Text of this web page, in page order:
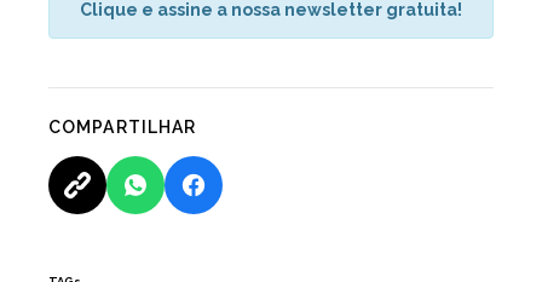
Clique e assine a nossa newsletter gratuita!
COMPARTILHAR